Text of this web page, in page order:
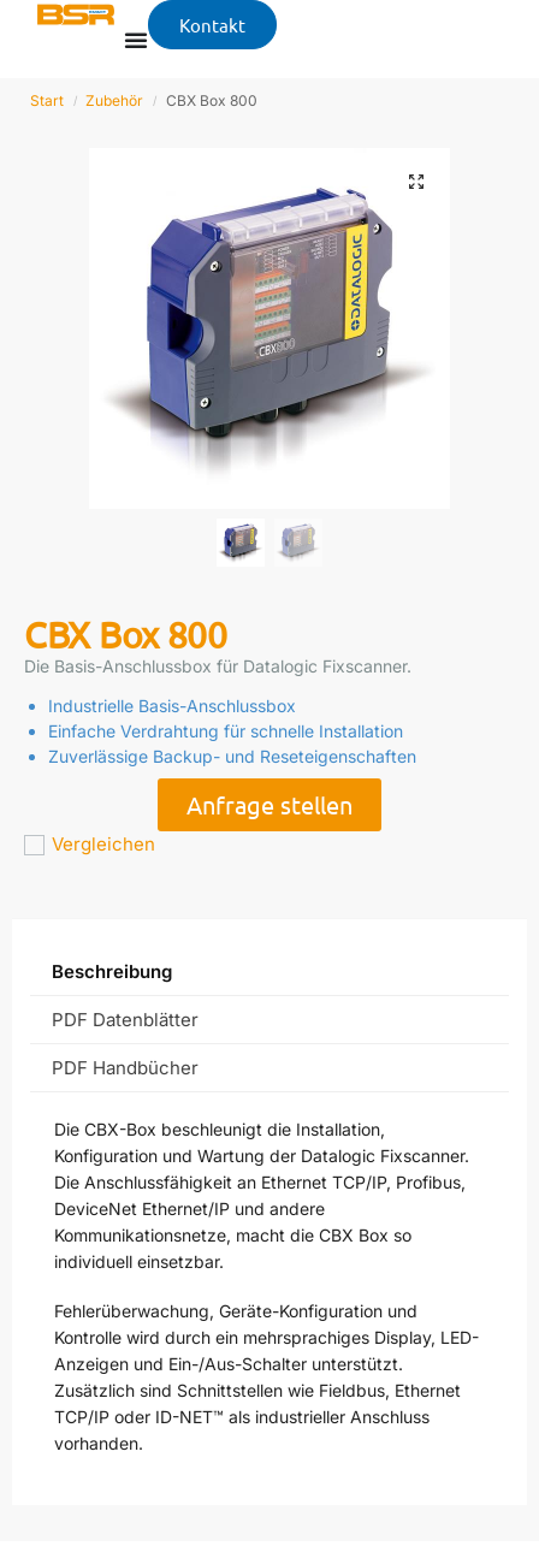
Kontakt
Start / Zubehör / CBX Box 800
CBX Box 800
Die Basis-Anschlussbox für Datalogic Fixscanner.
Industrielle Basis-Anschlussbox
Einfache Verdrahtung für schnelle Installation
Zuverlässige Backup- und Reseteigenschaften
Anfrage stellen
Vergleichen
Beschreibung
PDF Datenblätter
PDF Handbücher
Die CBX-Box beschleunigt die Installation,
Konfiguration und Wartung der Datalogic Fixscanner.
Die Anschlussfähigkeit an Ethernet TCP/IP, Profibus,
DeviceNet Ethernet/IP und andere
Kommunikationsnetze, macht die CBX Box so
individuell einsetzbar.
Fehlerüberwachung, Geräte-Konfiguration und
Kontrolle wird durch ein mehrsprachiges Display, LED-
Anzeigen und Ein-/Aus-Schalter unterstützt.
Zusätzlich sind Schnittstellen wie Fieldbus, Ethernet
TCP/IP oder ID-NET™ als industrieller Anschluss
vorhanden.